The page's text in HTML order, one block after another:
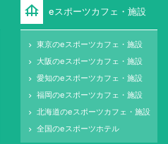
foundation eスポーツカフェ・施設
keyboard_arrow_right 東京のeスポーツカフェ・施設
keyboard_arrow_right 大阪のeスポーツカフェ・施設
keyboard_arrow_right 愛知のeスポーツカフェ・施設
keyboard_arrow_right 福岡のeスポーツカフェ・施設
keyboard_arrow_right 北海道のeスポーツカフェ・施設
keyboard_arrow_right 全国のeスポーツホテル